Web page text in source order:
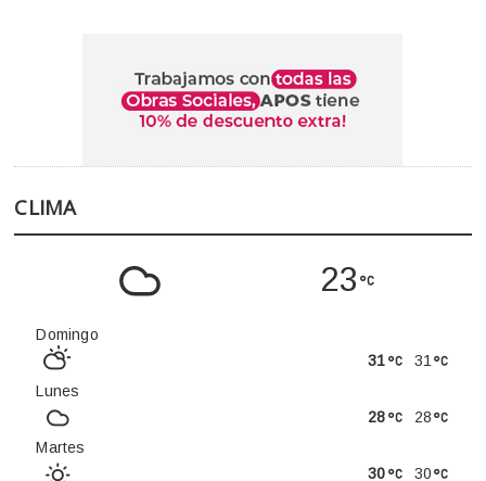
CLIMA
23
Domingo
31
31
Lunes
28
28
Martes
30
30